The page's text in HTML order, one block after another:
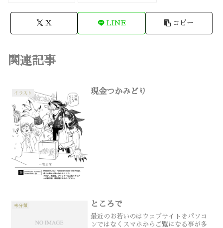
X LINE コピー
関連記事
イラスト 現金つかみどり
未分類 ところで
最近のお若いのはウェブサイトをパソコ
ンではなくスマホからご覧になる事が多